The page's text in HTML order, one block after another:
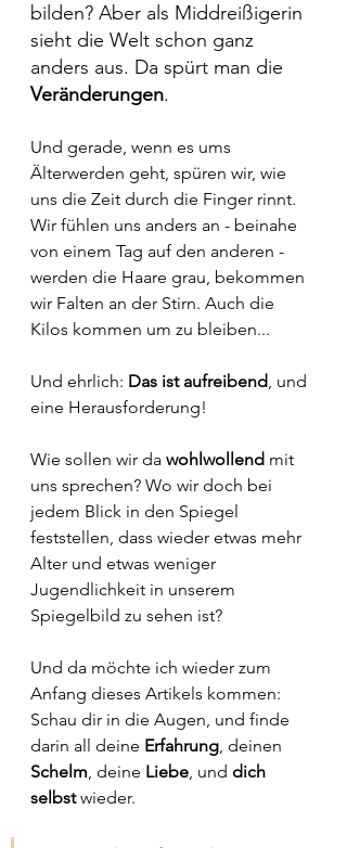
bilden? Aber als Middreißigerin
sieht die Welt schon ganz
anders aus. Da spürt man die
Veränderungen.
Und gerade, wenn es ums
Älterwerden geht, spüren wir, wie
uns die Zeit durch die Finger rinnt.
Wir fühlen uns anders an - beinahe
von einem Tag auf den anderen -
werden die Haare grau, bekommen
wir Falten an der Stirn. Auch die
Kilos kommen um zu bleiben...
Und ehrlich: Das ist aufreibend, und
eine Herausforderung!
Wie sollen wir da wohlwollend mit
uns sprechen? Wo wir doch bei
jedem Blick in den Spiegel
feststellen, dass wieder etwas mehr
Alter und etwas weniger
Jugendlichkeit in unserem
Spiegelbild zu sehen ist?
Und da möchte ich wieder zum
Anfang dieses Artikels kommen:
Schau dir in die Augen, und finde
darin all deine Erfahrung, deinen
Schelm, deine Liebe, und dich
selbst wieder.